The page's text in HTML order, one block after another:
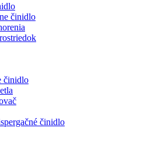
činidlo
činidlo
činidlo